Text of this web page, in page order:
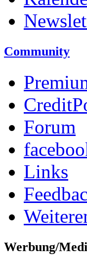
Community
Forum
Links
Werbung/